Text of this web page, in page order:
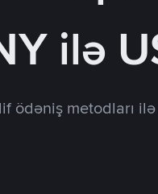
ilə
ödəniş metodları